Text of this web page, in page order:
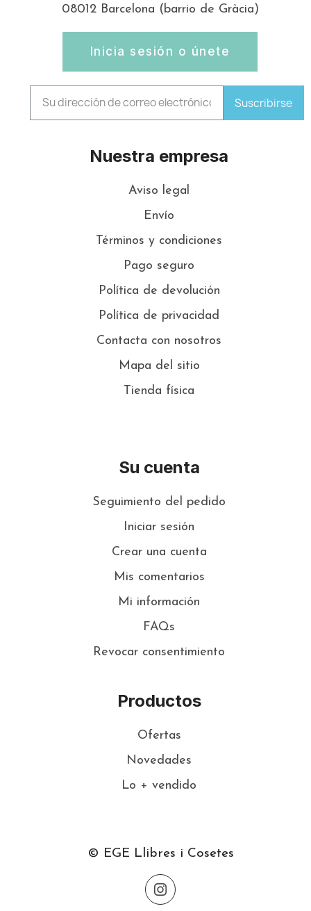
08012 Barcelona (barrio de Gràcia)
Inicia sesión o únete
Suscribirse
Nuestra empresa
Aviso legal
Envío
Términos y condiciones
Pago seguro
Política de devolución
Política de privacidad
Contacta con nosotros
Mapa del sitio
Tienda física
Su cuenta
Seguimiento del pedido
Iniciar sesión
Crear una cuenta
Mis comentarios
Mi información
FAQs
Revocar consentimiento
Productos
Ofertas
Novedades
Lo + vendido
© EGE Llibres i Cosetes